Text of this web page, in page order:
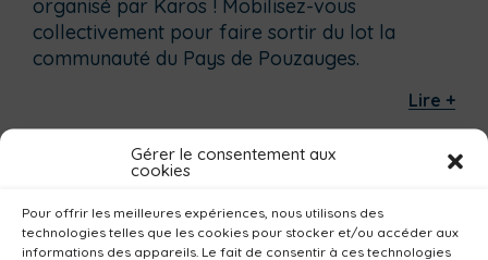
Gérer le consentement aux
cookies
Pour offrir les meilleures expériences, nous utilisons des
technologies telles que les cookies pour stocker et/ou accéder aux
informations des appareils. Le fait de consentir à ces technologies
organisé par Karos ! Mobilisez-vous
collectivement pour faire sortir du lot la
communauté du Pays de Pouzauges.
Lire +
Dernières actualités
Groupe d’échanges entre parents : phobie
scolaire